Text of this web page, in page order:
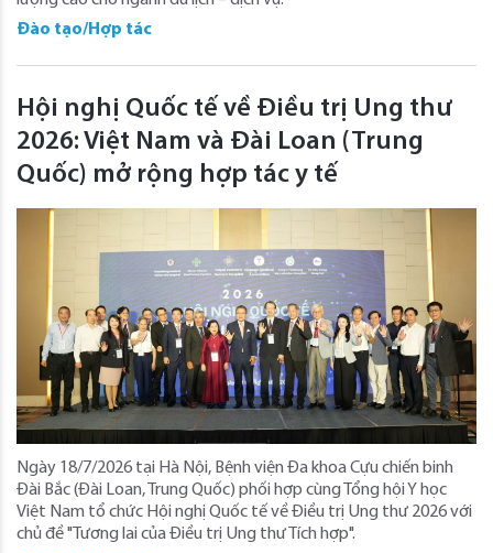
Đào tạo/Hợp tác
Hội nghị Quốc tế về Điều trị Ung thư
2026: Việt Nam và Đài Loan (Trung
Quốc) mở rộng hợp tác y tế
Ngày 18/7/2026 tại Hà Nội, Bệnh viện Đa khoa Cựu chiến binh
Đài Bắc (Đài Loan, Trung Quốc) phối hợp cùng Tổng hội Y học
Việt Nam tổ chức Hội nghị Quốc tế về Điều trị Ung thư 2026 với
chủ đề "Tương lai của Điều trị Ung thư Tích hợp".